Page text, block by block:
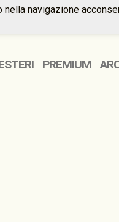
PREMIUM
navigazione